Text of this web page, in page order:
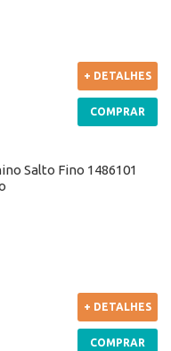
+ DETALHES
COMPRAR
Salto Fino 1486101
+ DETALHES
COMPRAR